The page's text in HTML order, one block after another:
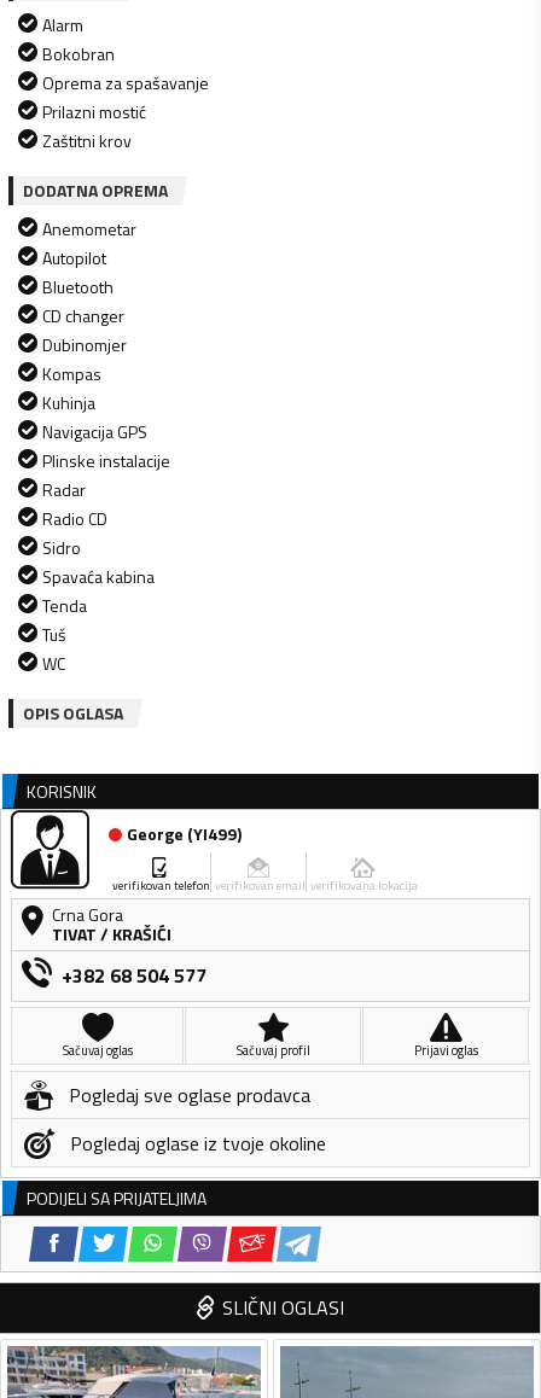
Alarm
Bokobran
Oprema za spašavanje
Prilazni mostić
Zaštitni krov
DODATNA OPREMA
Anemometar
Autopilot
Bluetooth
CD changer
Dubinomjer
Kompas
Kuhinja
Navigacija GPS
Plinske instalacije
Radar
Radio CD
Sidro
Spavaća kabina
Tenda
Tuš
WC
OPIS OGLASA
KORISNIK
George (YI499)
verifikovan telefon verifikovan email verifikovana lokacija
Crna Gora
TIVAT/ KRAŠIĆI
+382 68 504 577
Sačuvaj oglas Sačuvaj profil Prijavi oglas
Pogledaj sve oglase prodavca
Pogledaj oglase iz tvoje okoline
PODIJELI SA PRIJATELJIMA
SLIČNI OGLASI